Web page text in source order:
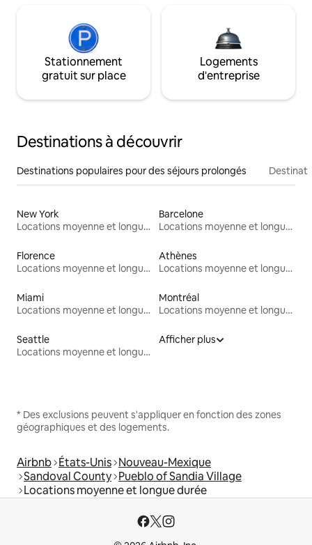
Stationnement
gratuit sur place
Logements
d'entreprise
Destinations à découvrir
Destinations populaires pour des séjours prolongés
New York
Locations moyenne et longue durée
Barcelone
Locations moyenne et longue durée
Florence
Locations moyenne et longue durée
Athènes
Locations moyenne et longue durée
Miami
Locations moyenne et longue durée
Montréal
Locations moyenne et longue durée
Seattle
Locations moyenne et longue durée
Afficher plus
* Des exclusions peuvent s'appliquer en fonction des zones
géographiques et des logements.
Airbnb États-Unis Nouveau-Mexique
Sandoval County Pueblo of Sandia Village
Locations moyenne et longue durée